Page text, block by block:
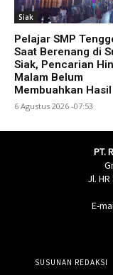
Siak
Pelajar SMP
Saat Berenang di
Siak, Pencarian
Malam Belum
Membuahkan Hasil
6 Agustus 2026 -07:53
PT.
Jl.
E-
SUSUNAN REDAKSI